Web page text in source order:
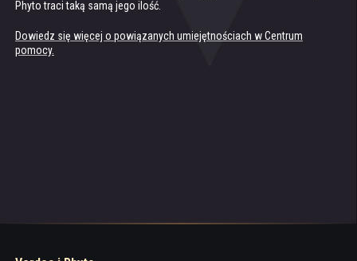
Phyto traci taką samą jego ilość.
Dowiedz się więcej o powiązanych umiejętnościach w Centrum
pomocy.
odbijana w kierunku atakujących wrogów.
Dowiedz się więcej o powiązanych umiejętnościach w Centrum